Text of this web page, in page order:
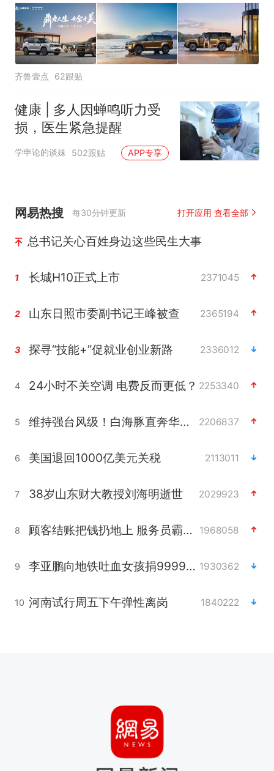
齐鲁壹点 62跟贴
健康 | 多人因蝉鸣听力受
损，医生紧急提醒
学申论的谈妹 502跟贴 APP专享
网易热搜 每30分钟更新 打开应用 查看全部
总书记关心百姓身边这些民生大事
1 长城H10正式上市 2371045
2 山东日照市委副书记王峰被查 2365194
3 探寻“技能+”促就业创业新路 2336012
4 24小时不关空调 电费反而更低？ 2253340
5 维持强台风级！白海豚直奔华东沿海 2206837
6 美国退回1000亿美元关税 2113011
7 38岁山东财大教授刘海明逝世 2029923
8 顾客结账把钱扔地上 服务员霸气扔回 1968058
9 李亚鹏向地铁吐血女孩捐99999元 1930362
10 河南试行周五下午弹性离岗 1840222